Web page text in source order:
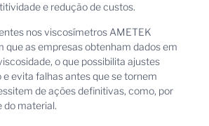
e redução de custos.
nos viscosímetros AMETEK
que as empresas obtenham dados em
o que possibilita ajustes
e evita falhas antes que se tornem
de ações definitivas, como, por
do material.